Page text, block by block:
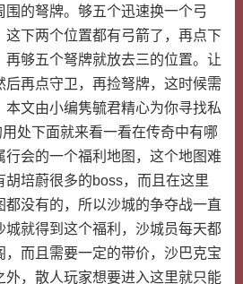
围的弩牌。够五个迅速换一个弓
这下两个位置都有弓箭了，再点下
再够五个弩牌就放去三的位置。让
后再点守卫，再捡弩牌，这时候需
本文由小编隽毓君精心为你寻找私
处下面就来看一看在传奇中有哪
行会的一个福利地图，这个地图难
胡培蔚很多的boss，而且在这里
都没有的，所以沙城的争夺战一直
城就得到这个福利，沙城员每天都
，而且需要一定的带价，沙巴克宝
外，散人玩家想要进入这里就只能